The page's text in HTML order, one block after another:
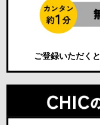
ご登録いただくと